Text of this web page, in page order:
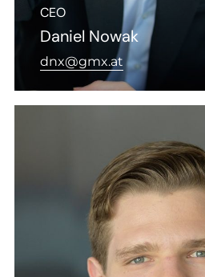
CEO
Daniel Nowak
dnx@gmx.at